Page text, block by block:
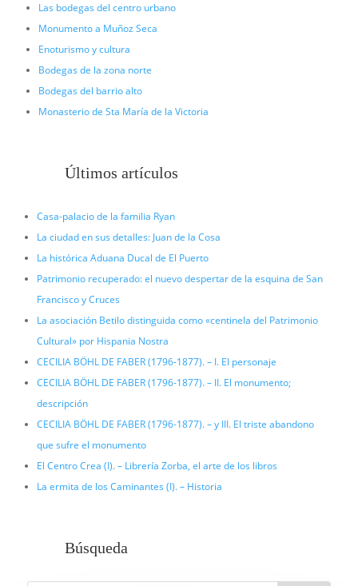
Las bodegas del centro urbano
Monumento a Muñoz Seca
Enoturismo y cultura
Bodegas de la zona norte
Bodegas del barrio alto
Monasterio de Sta María de la Victoria
Últimos artículos
Casa-palacio de la familia Ryan
La ciudad en sus detalles: Juan de la Cosa
La histórica Aduana Ducal de El Puerto
Patrimonio recuperado: el nuevo despertar de la esquina de San
Francisco y Cruces
La asociación Betilo distinguida como «centinela del Patrimonio
Cultural» por Hispania Nostra
CECILIA BÖHL DE FABER (1796-1877). – I. El personaje
CECILIA BÖHL DE FABER (1796-1877). – II. El monumento;
descripción
CECILIA BÖHL DE FABER (1796-1877). – y III. El triste abandono
que sufre el monumento
El Centro Crea (I). – Librería Zorba, el arte de los libros
La ermita de los Caminantes (I). – Historia
Búsqueda